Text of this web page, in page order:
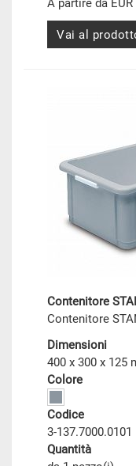
A partire da EUR
Vai al
Contenitore
Contenitore
Dimensioni
400 x 300 x 125
Colore
Codice
3-137.7000.0101
Quantità